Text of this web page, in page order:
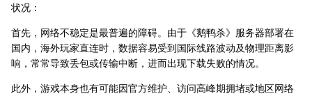
状况：
首先，网络不稳定是最普遍的障碍。由于《鹅鸭杀》服务器部署在
国内，海外玩家直连时，数据容易受到国际线路波动及物理距离影
响，常常导致丢包或传输中断，进而出现下载失败的情况。
此外，游戏本身也有可能因官方维护、访问高峰期拥堵或地区网络